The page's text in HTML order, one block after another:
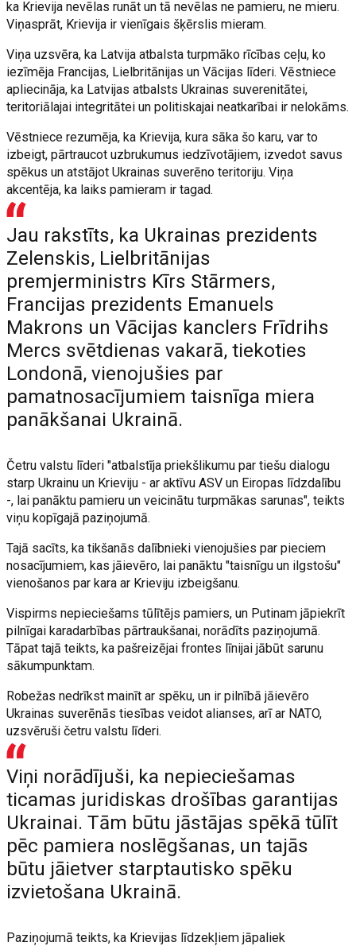
ka Krievija nevēlas runāt un tā nevēlas ne pamieru, ne mieru.
Viņasprāt, Krievija ir vienīgais šķērslis mieram.
Viņa uzsvēra, ka Latvija atbalsta turpmāko rīcības ceļu, ko
iezīmēja Francijas, Lielbritānijas un Vācijas līderi. Vēstniece
apliecināja, ka Latvijas atbalsts Ukrainas suverenitātei,
teritoriālajai integritātei un politiskajai neatkarībai ir nelokāms.
Vēstniece rezumēja, ka Krievija, kura sāka šo karu, var to
izbeigt, pārtraucot uzbrukumus iedzīvotājiem, izvedot savus
spēkus un atstājot Ukrainas suverēno teritoriju. Viņa
akcentēja, ka laiks pamieram ir tagad.
Jau rakstīts, ka Ukrainas prezidents
Zelenskis, Lielbritānijas
premjerministrs Kīrs Stārmers,
Francijas prezidents Emanuels
Makrons un Vācijas kanclers Frīdrihs
Mercs svētdienas vakarā, tiekoties
Londonā, vienojušies par
pamatnosacījumiem taisnīga miera
panākšanai Ukrainā.
Četru valstu līderi "atbalstīja priekšlikumu par tiešu dialogu
starp Ukrainu un Krieviju - ar aktīvu ASV un Eiropas līdzdalību
-, lai panāktu pamieru un veicinātu turpmākas sarunas", teikts
viņu kopīgajā paziņojumā.
Tajā sacīts, ka tikšanās dalībnieki vienojušies par pieciem
nosacījumiem, kas jāievēro, lai panāktu "taisnīgu un ilgstošu"
vienošanos par kara ar Krieviju izbeigšanu.
Vispirms nepieciešams tūlītējs pamiers, un Putinam jāpiekrīt
pilnīgai karadarbības pārtraukšanai, norādīts paziņojumā.
Tāpat tajā teikts, ka pašreizējai frontes līnijai jābūt sarunu
sākumpunktam.
Robežas nedrīkst mainīt ar spēku, un ir pilnībā jāievēro
Ukrainas suverēnās tiesības veidot alianses, arī ar NATO,
uzsvēruši četru valstu līderi.
Viņi norādījuši, ka nepieciešamas
ticamas juridiskas drošības garantijas
Ukrainai. Tām būtu jāstājas spēkā tūlīt
pēc pamiera noslēgšanas, un tajās
būtu jāietver starptautisko spēku
izvietošana Ukrainā.
Paziņojumā teikts, ka Krievijas līdzekļiem jāpaliek